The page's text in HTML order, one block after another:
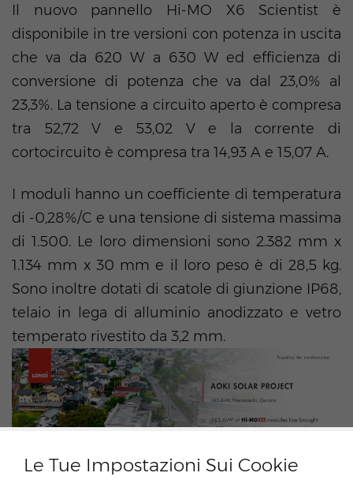
Le Tue Impostazioni Sui Cookie
Il nuovo pannello Hi-MO X6 Scientist è
disponibile in tre versioni con potenza in uscita
che va da 620 W a 630 W ed efficienza di
conversione di potenza che va dal 23,0% al
23,3%. La tensione a circuito aperto è compresa
tra 52,72 V e 53,02 V e la corrente di
cortocircuito è compresa tra 14,93 A e 15,07 A.
I moduli hanno un coefficiente di temperatura
di -0,28%/C e una tensione di sistema massima
di 1.500. Le loro dimensioni sono 2.382 mm x
1.134 mm x 30 mm e il loro peso è di 28,5 kg.
Sono inoltre dotati di scatole di giunzione IP68,
telaio in lega di alluminio anodizzato e vetro
temperato rivestito da 3,2 mm.